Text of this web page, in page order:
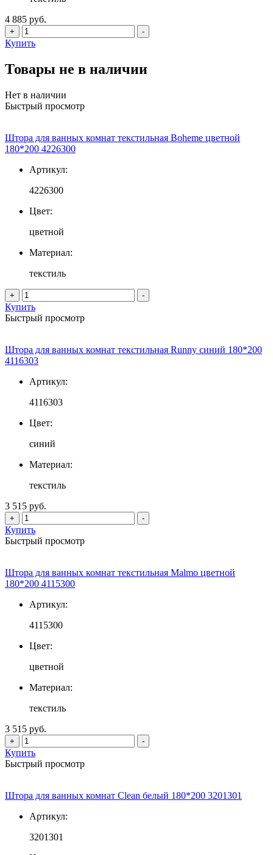
4 885 руб.
+ -
Купить
Товары не в наличии
Нет в наличии
Быстрый просмотр
Штора для ванных комнат текстильная Boheme цветной
180*200 4226300
Артикул:
4226300
Цвет:
цветной
Материал:
текстиль
+ -
Купить
Быстрый просмотр
Штора для ванных комнат текстильная Runny синий 180*200
4116303
Артикул:
4116303
Цвет:
синий
Материал:
текстиль
3 515 руб.
+ -
Купить
Быстрый просмотр
Штора для ванных комнат текстильная Malmo цветной
180*200 4115300
Артикул:
4115300
Цвет:
цветной
Материал:
текстиль
3 515 руб.
+ -
Купить
Быстрый просмотр
Штора для ванных комнат Clean белый 180*200 3201301
Артикул:
3201301